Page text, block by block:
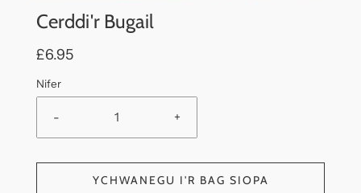
Cerddi'r Bugail
£6.95
Nifer
- +
YCHWANEGU I'R BAG SIOPA